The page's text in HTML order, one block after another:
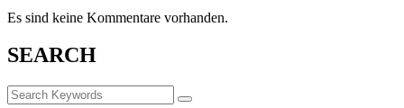
Es sind keine Kommentare vorhanden.
SEARCH